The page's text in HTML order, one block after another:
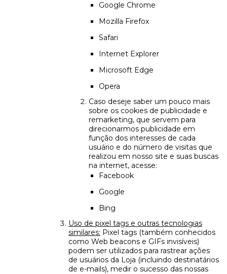
Google Chrome
Mozilla Firefox
Safari
Internet Explorer
Microsoft Edge
Opera
Caso deseje saber um pouco mais
sobre os cookies de publicidade e
remarketing, que servem para
direcionarmos publicidade em
função dos interesses de cada
usuário e do número de visitas que
realizou em nosso site e suas buscas
na internet, acesse:
Facebook
Google
Bing
Uso de pixel tags e outras tecnologias
similares: Pixel tags (também conhecidos
como Web beacons e GIFs invisíveis)
podem ser utilizados para rastrear ações
de usuários da Loja (incluindo destinatários
de e-mails), medir o sucesso das nossas